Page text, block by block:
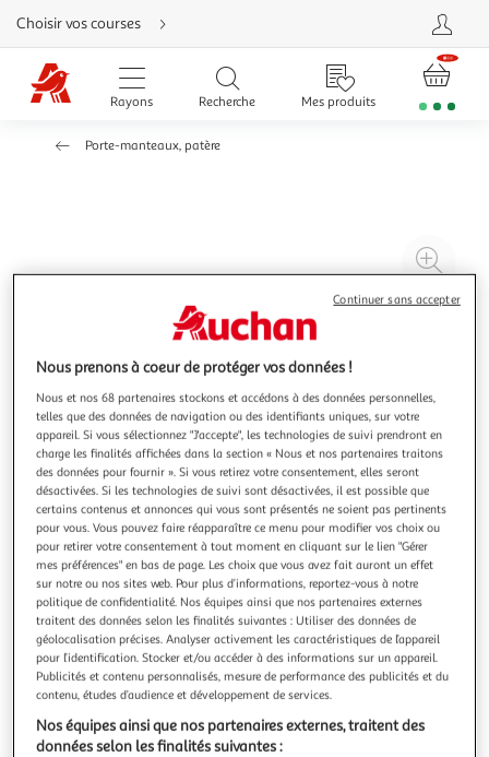
Aller
directement
au
contenu
Aller
directement
Aller
rubrique
Choisir vos courses
Rayons Recherche Mes produits
Porte-manteaux, patère
à
Illustration
précédente
Illustration
suivante
FIVE
patère murale 6 crochets bois & métal 58cm blanc
Informations Techniques : Dimensions : L. 58 x l. 7,5 x H. 9,3
cm Matières : Métal & MDF Spécificités : Efficace & Pratique
Patère Murale Design 6 Crochets Facile d'utilisation &
d'entretien Poids : 0,540 kg Couleur : Blanc
En savoir +
Vous voulez connaître le prix de ce produit ?
Nous prenons à coeur de protéger vos données !
Nous et nos 68 partenaires stockons et accédons à des données personnelles,
telles que des données de navigation ou des identifiants uniques, sur votre
appareil. Si vous sélectionnez "J'accepte", les technologies de suivi prendront en
charge les finalités affichées dans la section « Nous et nos partenaires traitons
des données pour fournir ». Si vous retirez votre consentement, elles seront
désactivées. Si les technologies de suivi sont désactivées, il est possible que
certains contenus et annonces qui vous sont présentés ne soient pas pertinents
pour vous. Vous pouvez faire réapparaître ce menu pour modifier vos choix ou
pour retirer votre consentement à tout moment en cliquant sur le lien "Gérer
mes préférences" en bas de page. Les choix que vous avez fait auront un effet
sur notre ou nos sites web. Pour plus d’informations, reportez-vous à notre
politique de confidentialité. Nos équipes ainsi que nos partenaires externes
traitent des données selon les finalités suivantes : Utiliser des données de
géolocalisation précises. Analyser activement les caractéristiques de l’appareil
pour l’identification. Stocker et/ou accéder à des informations sur un appareil.
Publicités et contenu personnalisés, mesure de performance des publicités et du
contenu, études d’audience et développement de services.
Nos équipes ainsi que nos partenaires externes, traitent des
données selon les finalités suivantes :
Continuer sans accepter